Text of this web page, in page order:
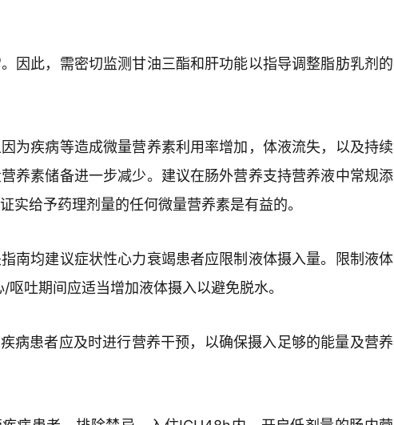
因此，需密切监测甘油三酯和肝功能以指导调整脂肪乳剂的
为疾病等造成微量营养素利用率增加，体液流失，以及持续
养素储备进一步减少。建议在肠外营养支持营养液中常规添
实给予药理剂量的任何微量营养素是有益的。
南均建议症状性心力衰竭患者应限制液体摄入量。限制液体
吐期间应适当增加液体摄入以避免脱水。
病患者应及时进行营养干预，以确保摄入足够的能量及营养